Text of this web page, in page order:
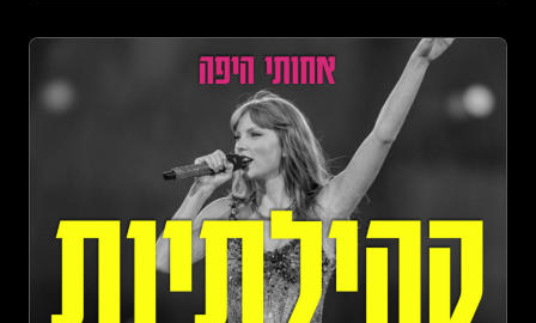
למרות כל ההתרגשות - הגיע גם הסוף. עוד עלו בפרק: חתולים
מתפוצצים, הסכנות בפילאטיס וכדורים פסיכיאטריים. הפניות:-
Stewart, Zhahai (2001). &quot;What&#39;s all this NRE stuff,
anyway?&quot;. Loving More magazine. No. 26.
https://aphroweb.net/articles/nre.htm - Wise, N.J. (2021) The
Rise and Inevitable Fall of New Relationship Energy,
Psychology Today.
https://www.psychologytoday.com/us/blog/why-good-sex-
matters/202102/the-rise-and-inevitable-fall-of-new-
relationship-energy - הפרק בו צחי סיפר על תהליך היציאה
מהארון שלו - גאווה, אבל בעצם דיברנו על המסע הפנימי עד ליציאה
מהארון: חלק 1 (עונה 1, פרק 18):